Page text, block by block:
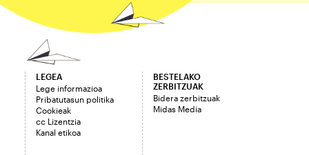
LEGEA
Lege informazioa
Pribatutasun politika
Cookieak
cc Lizentzia
Kanal etikoa
BESTELAKO
ZERBITZUAK
Bidera zerbitzuak
Midas Media